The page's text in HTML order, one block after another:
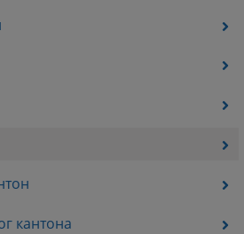
кантона